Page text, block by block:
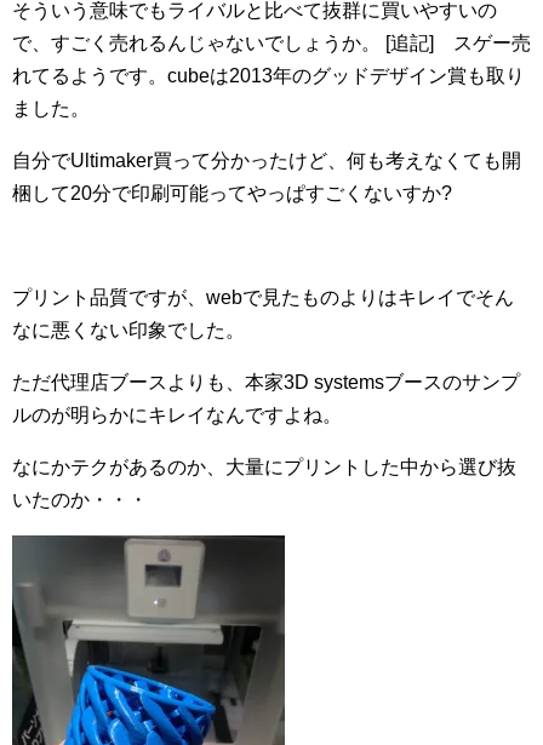
そういう意味でもライバルと比べて抜群に買いやすいの
で、すごく売れるんじゃないでしょうか。
[追記] スゲー売
れてるようです。cubeは2013年のグッドデザイン賞も取り
ました。
自分でUltimaker買って分かったけど、何も考えなくても開
梱して20分で印刷可能ってやっぱすごくないすか?
プリント品質ですが、webで見たものよりはキレイでそん
なに悪くない印象でした。
ただ代理店ブースよりも、本家3D systemsブースのサンプ
ルのが明らかにキレイなんですよね。
なにかテクがあるのか、大量にプリントした中から選び抜
いたのか・・・